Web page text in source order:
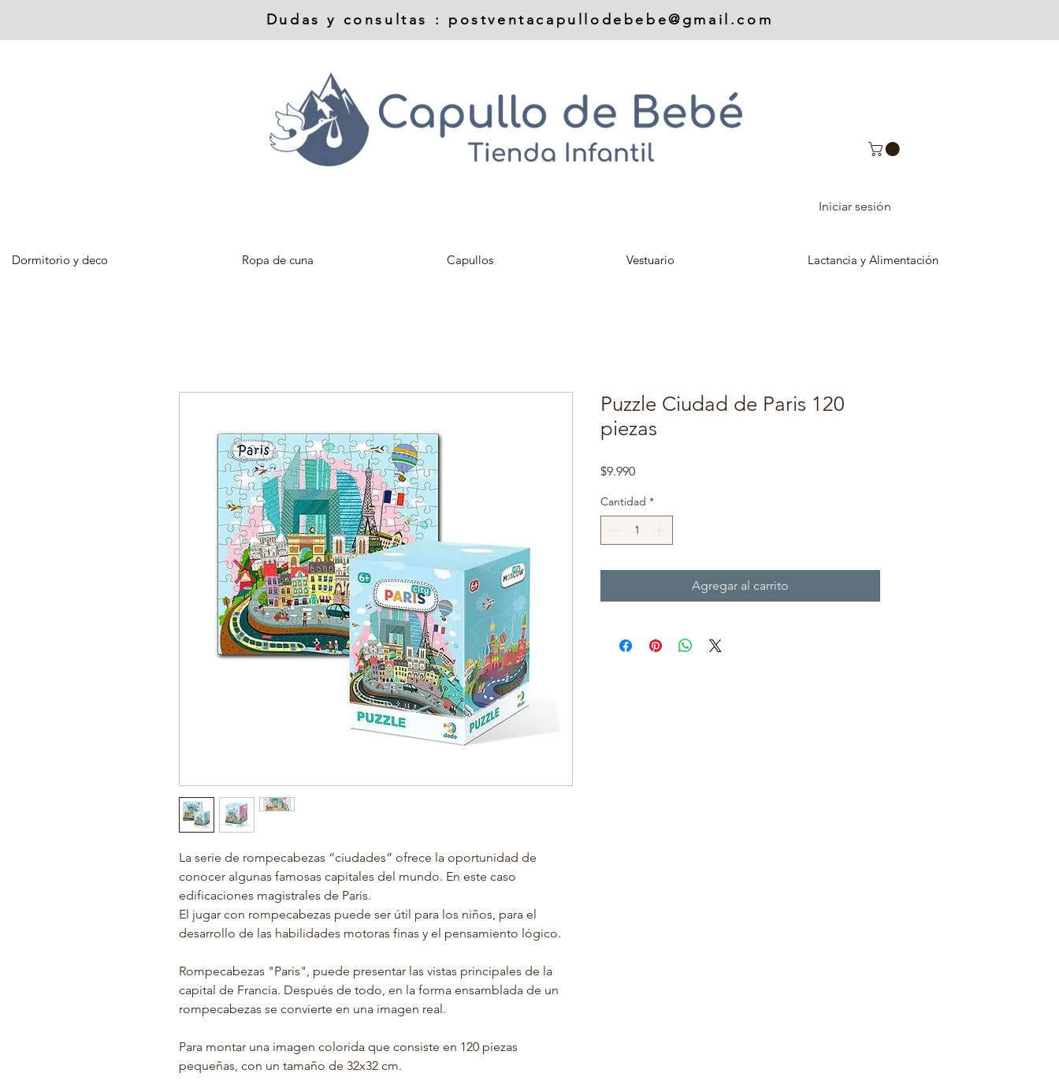
Dudas y consultas : postventacapullodebebe@gmail.com
Iniciar sesión
Dormitorio y deco Ropa de cuna Capullos Vestuario Lactancia y Alimentación
La serie de rompecabezas “ciudades” ofrece la oportunidad de
conocer algunas famosas capitales del mundo. En este caso
edificaciones magistrales de Paris.
El jugar con rompecabezas puede ser útil para los niños, para el
desarrollo de las habilidades motoras finas y el pensamiento lógico.
Rompecabezas "Paris", puede presentar las vistas principales de la
capital de Francia. Después de todo, en la forma ensamblada de un
rompecabezas se convierte en una imagen real.
Para montar una imagen colorida que consiste en 120 piezas
pequeñas, con un tamaño de 32x32 cm.
Puzzle Ciudad de Paris 120
piezas
$9.990Precio
Cantidad *
Agregar al carrito